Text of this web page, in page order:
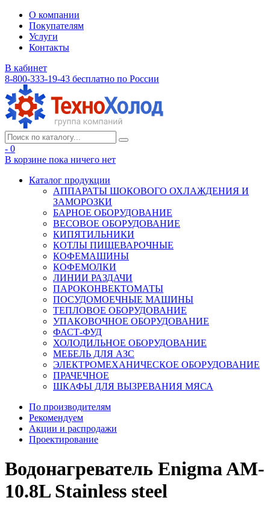
О компании
Покупателям
Услуги
Контакты
В кабинет
8-800-333-19-43 бесплатно по России
- 0
В корзине пока ничего нет
Каталог продукции
АППАРАТЫ ШОКОВОГО ОХЛАЖДЕНИЯ И
ЗАМОРОЗКИ
БАРНОЕ ОБОРУДОВАНИЕ
ВЕСОВОЕ ОБОРУДОВАНИЕ
КИПЯТИЛЬНИКИ
КОТЛЫ ПИЩЕВАРОЧНЫЕ
КОФЕМАШИНЫ
КОФЕМОЛКИ
ЛИНИИ РАЗДАЧИ
ПАРОКОНВЕКТОМАТЫ
ПОСУДОМОЕЧНЫЕ МАШИНЫ
ТЕПЛОВОЕ ОБОРУДОВАНИЕ
УПАКОВОЧНОЕ ОБОРУДОВАНИЕ
ФАСТ-ФУД
ХОЛОДИЛЬНОЕ ОБОРУДОВАНИЕ
МЕБЕЛЬ ДЛЯ АЗС
ЭЛЕКТРОМЕХАНИЧЕСКОЕ ОБОРУДОВАНИЕ
ПРАЧЕЧНОЕ
ШКАФЫ ДЛЯ ВЫЗРЕВАНИЯ МЯСА
По производителям
Рекомендуем
Акции и распродажи
Проектирование
Водонагреватель Enigma AM-
10.8L Stainless steel